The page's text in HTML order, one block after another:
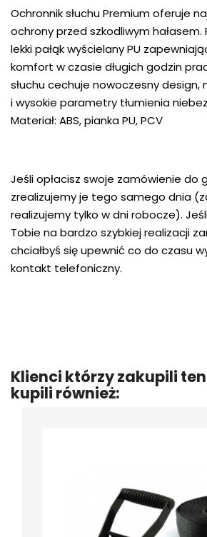
Ochronnik słuchu Premium oferuje
ochrony przed szkodliwym
lekki pałąk wyścielany PU
komfort w czasie długich godzin
słuchu cechuje nowoczesny design,
i wysokie parametry tłumienia
Materiał: ABS, pianka PU, PCV
Jeśli opłacisz swoje zamówienie do
zrealizujemy je tego samego dnia
realizujemy tylko w dni robocze).
Tobie na bardzo szybkiej realizacji
chciałbyś się upewnić co do czasu
kontakt telefoniczny.
Klienci którzy zakupili
kupili również: